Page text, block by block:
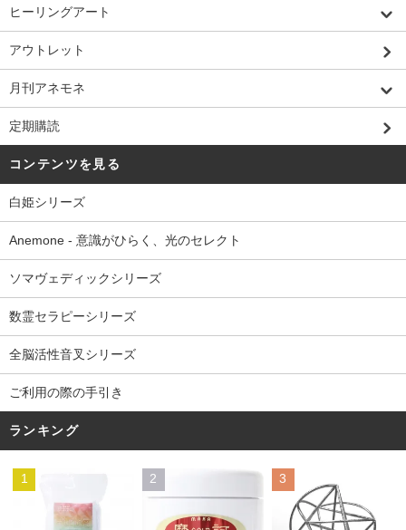
ヒーリングアート
アウトレット
月刊アネモネ
定期購読
コンテンツを見る
白姫シリーズ
Anemone - 意識がひらく、光のセレクト
ソマヴェディックシリーズ
数霊セラピーシリーズ
全脳活性音叉シリーズ
ご利用の際の手引き
ランキング
1 2 3